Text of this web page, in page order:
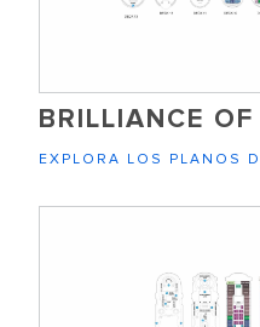
BRILLIANCE
EXPLORA LOS PLANOS